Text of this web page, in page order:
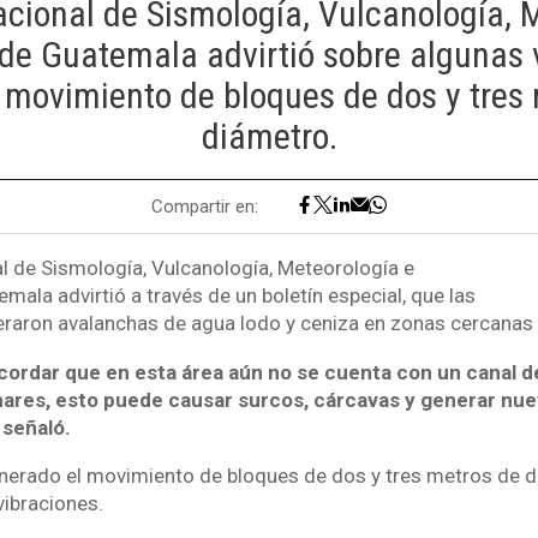
de Sismología, Vulcanología,
Guatemala advirtió sobre algunas
de bloques de dos y tres
diámetro.
Compartir en:
de Sismología, Vulcanología, Meteorología e
advirtió a través de un boletín especial, que las
avalanchas de agua lodo y ceniza en zonas cercanas
que en esta área aún no se cuenta con un canal
esto puede causar surcos, cárcavas y generar
el movimiento de bloques de dos y tres metros de